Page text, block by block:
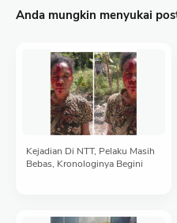
Anda mungkin menyukai
Kejadian Di NTT, Pelaku Masih
Bebas, Kronologinya Begini